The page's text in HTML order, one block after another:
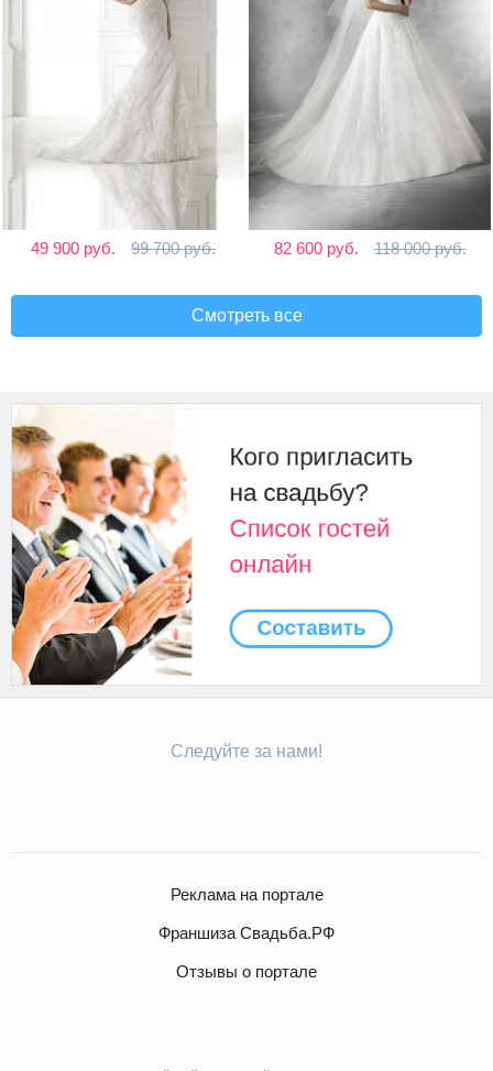
49 900 руб. 99 700 руб. 82 600 руб. 118 000 руб.
Смотреть все
Следуйте за нами!
Реклама на портале
Франшиза Свадьба.РФ
Отзывы о портале